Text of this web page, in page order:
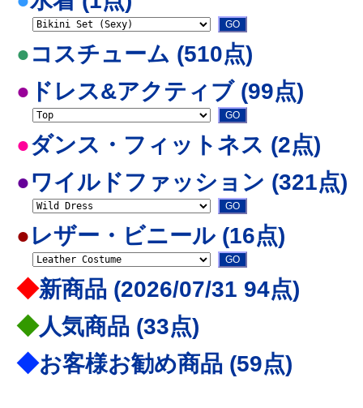
●コスチューム (510点)
● ドレス&アクティブ (99点)
●ダンス・フィットネス (2点)
●ワイルドファッション (321点)
●レザー・ビニール (16点)
◆新商品 (2026/07/31 94点)
◆人気商品 (33点)
◆お客様お勧め商品 (59点)